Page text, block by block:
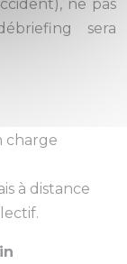
ne pas
sera
charge
à distance